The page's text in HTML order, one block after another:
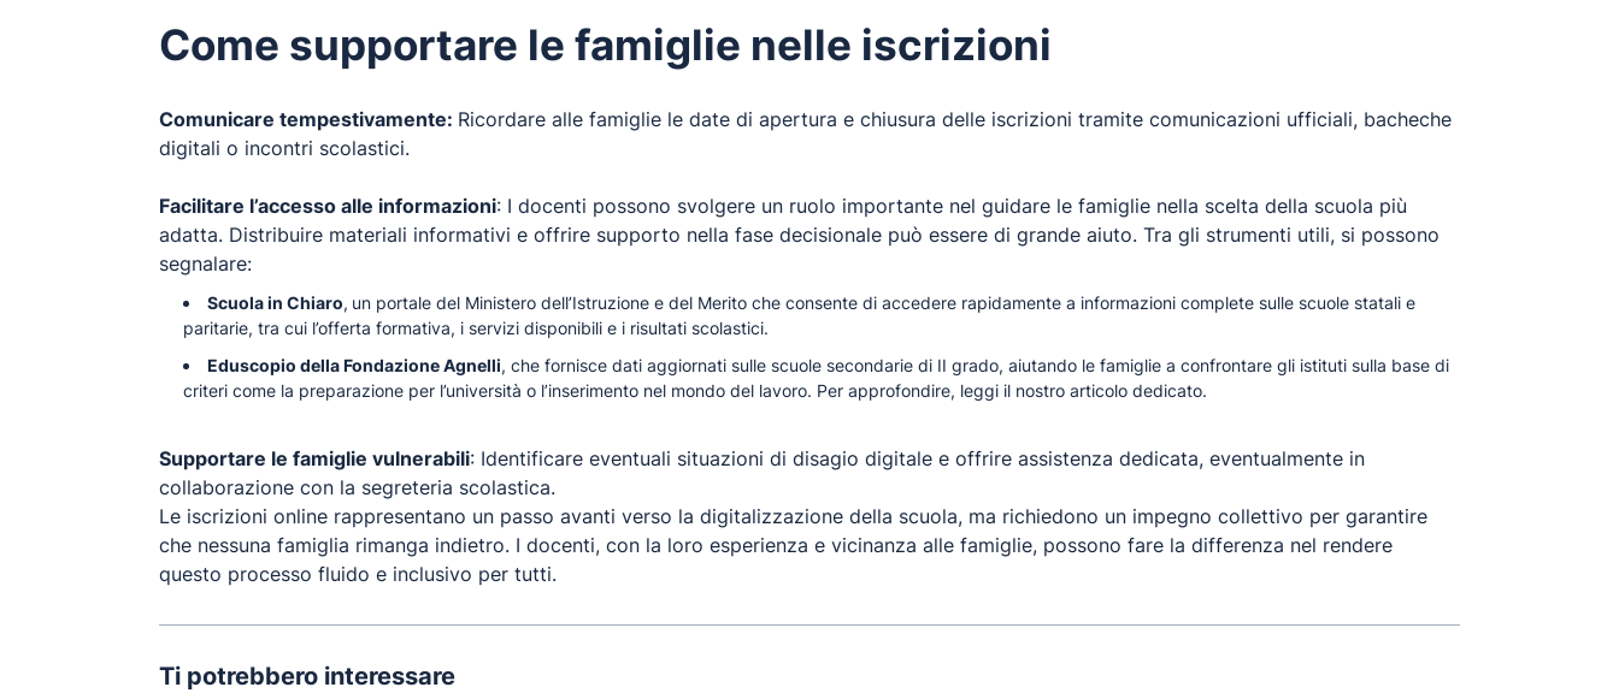
Come supportare le famiglie nelle iscrizioni
Comunicare tempestivamente: Ricordare alle famiglie le date di apertura e chiusura delle iscrizioni tramite comunicazioni ufficiali, bacheche
digitali o incontri scolastici.
Facilitare l’accesso alle informazioni: I docenti possono svolgere un ruolo importante nel guidare le famiglie nella scelta della scuola più
adatta. Distribuire materiali informativi e offrire supporto nella fase decisionale può essere di grande aiuto. Tra gli strumenti utili, si possono
segnalare:
Scuola in Chiaro, un portale del Ministero dell’Istruzione e del Merito che consente di accedere rapidamente a informazioni complete sulle scuole statali e
paritarie, tra cui l’offerta formativa, i servizi disponibili e i risultati scolastici.
Eduscopio della Fondazione Agnelli, che fornisce dati aggiornati sulle scuole secondarie di II grado, aiutando le famiglie a confrontare gli istituti sulla base di
criteri come la preparazione per l’università o l’inserimento nel mondo del lavoro. Per approfondire, leggi il nostro articolo dedicato.
Supportare le famiglie vulnerabili: Identificare eventuali situazioni di disagio digitale e offrire assistenza dedicata, eventualmente in
collaborazione con la segreteria scolastica.
Le iscrizioni online rappresentano un passo avanti verso la digitalizzazione della scuola, ma richiedono un impegno collettivo per garantire
che nessuna famiglia rimanga indietro. I docenti, con la loro esperienza e vicinanza alle famiglie, possono fare la differenza nel rendere
questo processo fluido e inclusivo per tutti.
Ti potrebbero interessare